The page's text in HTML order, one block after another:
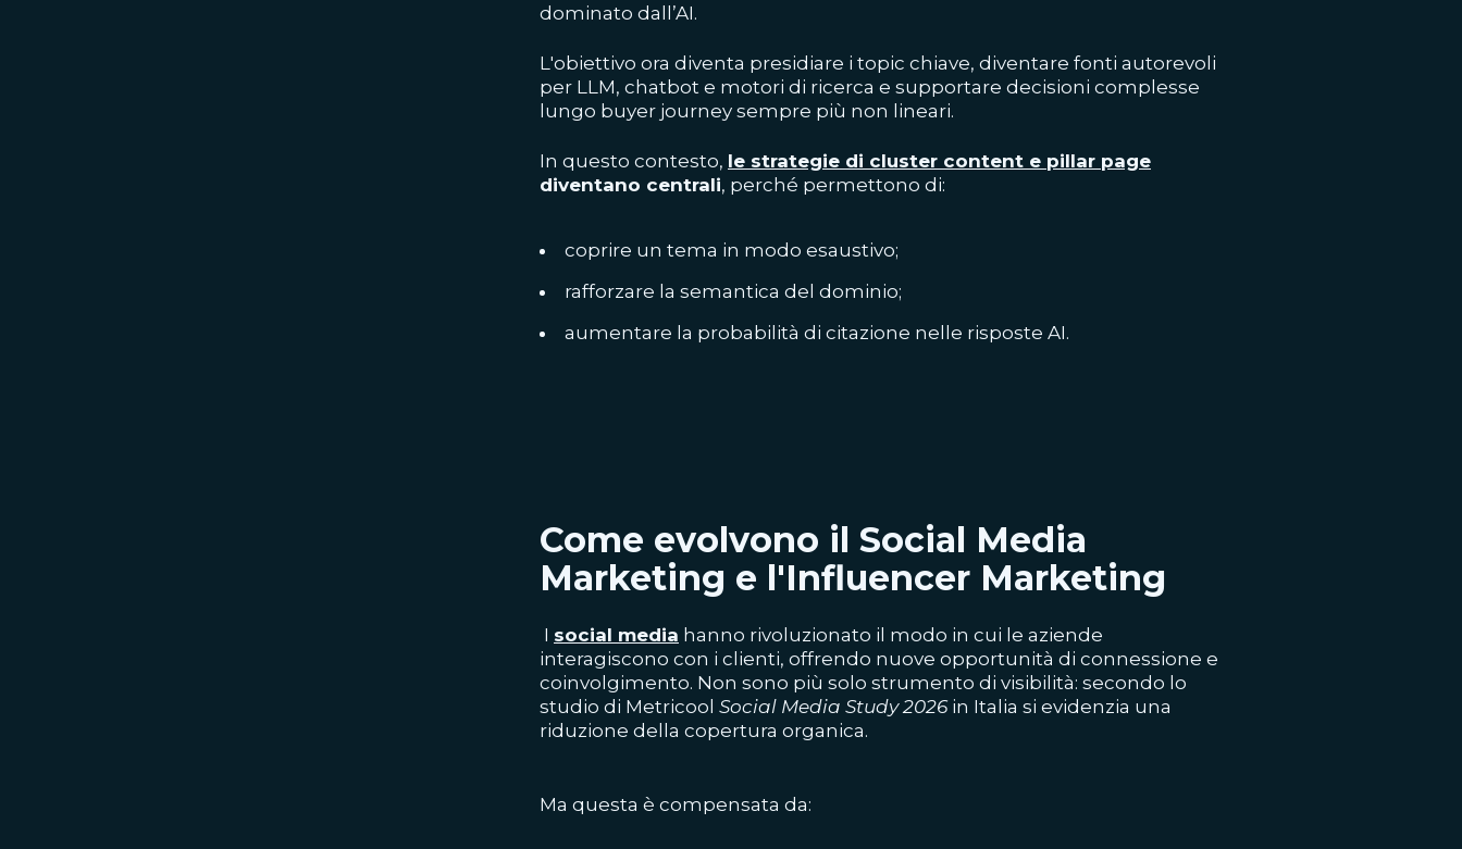
dominato dall’AI.
L'obiettivo ora diventa presidiare i topic chiave, diventare fonti autorevoli
per LLM, chatbot e motori di ricerca e supportare decisioni complesse
lungo buyer journey sempre più non lineari.
In questo contesto, le strategie di cluster content e pillar page
diventano centrali, perché permettono di:
coprire un tema in modo esaustivo;
rafforzare la semantica del dominio;
aumentare la probabilità di citazione nelle risposte AI.
Come evolvono il Social Media
Marketing e l'Influencer Marketing
I social media hanno rivoluzionato il modo in cui le aziende
interagiscono con i clienti, offrendo nuove opportunità di connessione e
coinvolgimento. Non sono più solo strumento di visibilità: secondo lo
studio di Metricool Social Media Study 2026 in Italia si evidenzia una
riduzione della copertura organica.
Ma questa è compensata da: